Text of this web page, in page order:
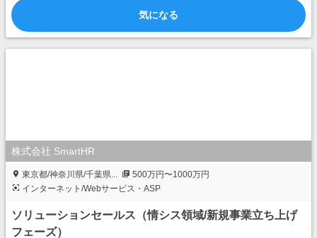
気になる
株式会社 SmartHR
東京都/神奈川県/千葉県...
500万円〜1000万円
インターネット/Webサービス・ASP
ソリューションセールス（情シス領域/新規事業立ち上げ
フェーズ）